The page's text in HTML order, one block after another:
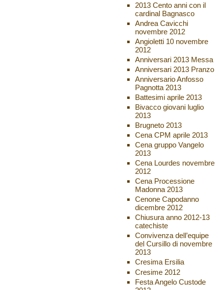
2013 Cento anni con il
cardinal Bagnasco
Andrea Cavicchi
novembre 2012
Angioletti 10 novembre
2012
Anniversari 2013 Messa
Anniversari 2013 Pranzo
Anniversario Anfosso
Pagnotta 2013
Battesimi aprile 2013
Bivacco giovani luglio
2013
Brugneto 2013
Cena CPM aprile 2013
Cena gruppo Vangelo
2013
Cena Lourdes novembre
2012
Cena Processione
Madonna 2013
Cenone Capodanno
dicembre 2012
Chiusura anno 2012-13
catechiste
Convivenza dell’equipe
del Cursillo di novembre
2013
Cresima Ersilia
Cresime 2012
Festa Angelo Custode